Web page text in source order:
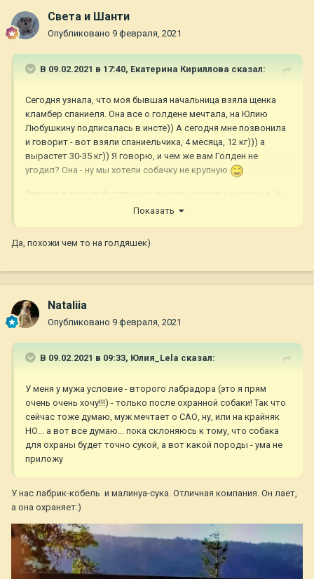
Света и Шанти
Опубликовано 9 февраля, 2021
В 09.02.2021 в 17:40, Екатерина Кириллова сказал:
Сегодня узнала, что моя бывшая начальница взяла щенка
кламбер спаниеля. Она все о голдене мечтала, на Юлию
Любушкину подписалась в инсте)) А сегодня мне позвонила
и говорит - вот взяли спаниельчика, 4 месяца, 12 кг))) а
вырастет 30-35 кг)) Я говорю, и чем же вам Голден не
угодил? Она - ну мы хотели собачку не крупную
Глянула я породу быстренько в нете - красавцы конечно. И
поразило, что вроде спаниель, но такой крупный))
Показать
Да, похожи чем то на голдяшек)
Nataliia
Опубликовано 9 февраля, 2021
В 09.02.2021 в 09:33, Юлия_Lela сказал:
У меня у мужа условие - второго лабрадора (это я прям
очень очень хочу!!!) - только после охранной собаки! Так что
сейчас тоже думаю, муж мечтает о САО, ну, или на крайняк
НО... а вот все думаю... пока склоняюсь к тому, что собака
для охраны будет точно сукой, а вот какой породы - ума не
приложу
У нас лабрик-кобель и малинуа-сука. Отличная компания. Он лает,
а она охраняет:)